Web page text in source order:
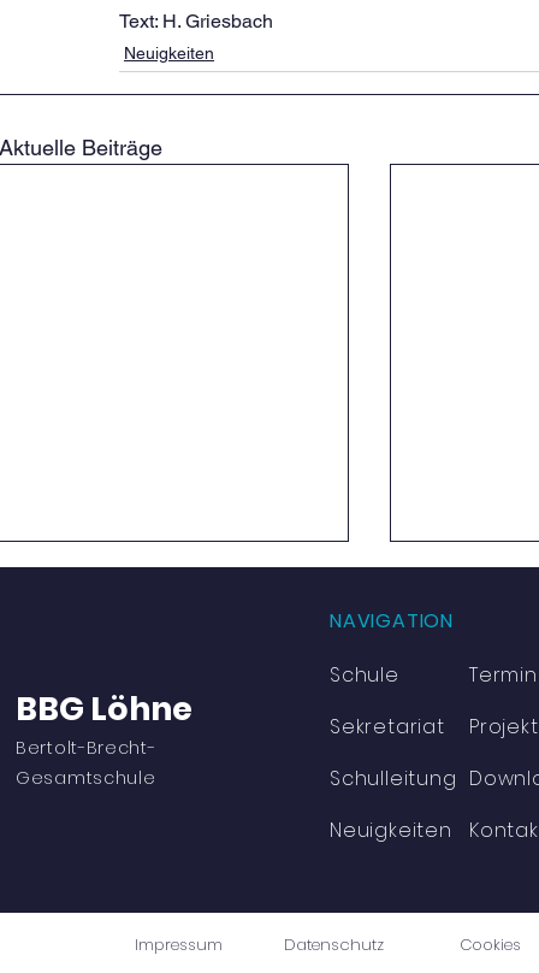
Text: H. Griesbach
Neuigkeiten
Aktuelle Beiträge
Viel Bewegung und jede
in Vlotho
BBG Löhne
Bertolt-Brecht-
Gesamtschule
NAVIGATION
Schule
Sekretariat
Schulleitung
Neuigkeiten
Impressum Datenschutz Cookies